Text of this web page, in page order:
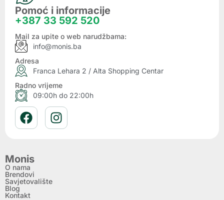
Pomoć i informacije
+387 33 592 520
Mail za upite o web narudžbama:
info@monis.ba
Adresa
Franca Lehara 2 / Alta Shopping Centar
Radno vrijeme
09:00h do 22:00h
Monis
O nama
Brendovi
Savjetovalište
Blog
Kontakt